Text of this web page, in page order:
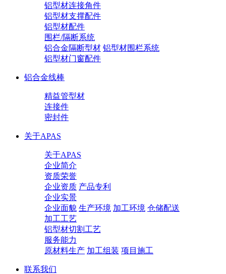
铝型材连接角件
铝型材支撑配件
铝型材配件
围栏/隔断系统
铝合金隔断型材 铝型材围栏系统
铝型材门窗配件
铝合金线棒
精益管型材
连接件
密封件
关于APAS
关于APAS
企业简介
资质荣誉
企业资质 产品专利
企业实景
企业面貌 生产环境 加工环境 仓储配送
加工工艺
铝型材切割工艺
服务能力
原材料生产 加工组装 项目施工
联系我们